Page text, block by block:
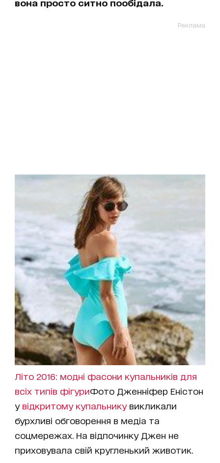
вона просто ситно пообідала.
Реклама
Літо 2016: модні фасони купальників для
всіх типів фігуриФото Дженніфер Еністон
у відкритому купальникувикликали
бурхливі обговорення в медіа та
соцмережах. На відпочинку Джен не
приховувала свій кругленький животик.